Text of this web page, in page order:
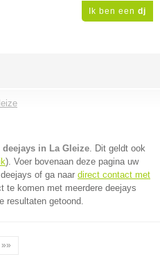
Ik ben een dj
deejays in La Gleize. Dit geldt ook
). Voer bovenaan deze pagina uw
of ga naar direct contact met
te komen met meerdere deejays
resultaten getoond.
»»